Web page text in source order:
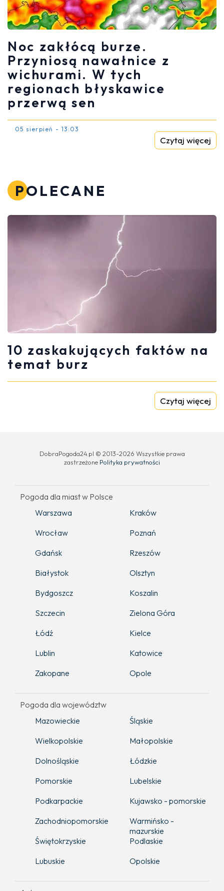
Noc zakłócą burze.
Przyniosą nawałnice z
wichurami. W tych
regionach błyskawice
przerwą sen
05 sierpień - 13:03
Czytaj więcej
POLECANE
10 zaskakujących faktów na
temat burz
Czytaj więcej
DobraPogoda24.pl © 2013-2026 Wszystkie prawa
zastrzeżone Polityka prywatności
Pogoda dla miast w Polsce
Warszawa
Kraków
Wrocław
Poznań
Gdańsk
Rzeszów
Białystok
Olsztyn
Bydgoszcz
Koszalin
Szczecin
Zielona Góra
Łódź
Kielce
Lublin
Katowice
Zakopane
Opole
Pogoda dla województw
Mazowieckie
Śląskie
Wielkopolskie
Małopolskie
Dolnośląskie
Łódzkie
Pomorskie
Lubelskie
Podkarpackie
Kujawsko - pomorskie
Zachodniopomorskie
Warmińsko -
mazurskie
Świętokrzyskie
Podlaskie
Lubuskie
Opolskie